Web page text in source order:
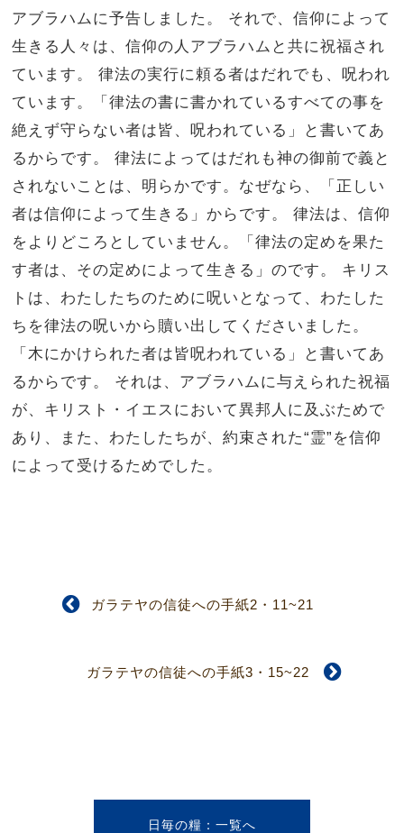
アブラハムに予告しました。 それで、信仰によって
生きる人々は、信仰の人アブラハムと共に祝福され
ています。 律法の実行に頼る者はだれでも、呪われ
ています。「律法の書に書かれているすべての事を
絶えず守らない者は皆、呪われている」と書いてあ
るからです。 律法によってはだれも神の御前で義と
されないことは、明らかです。なぜなら、「正しい
者は信仰によって生きる」からです。 律法は、信仰
をよりどころとしていません。「律法の定めを果た
す者は、その定めによって生きる」のです。 キリス
トは、わたしたちのために呪いとなって、わたした
ちを律法の呪いから贖い出してくださいました。
「木にかけられた者は皆呪われている」と書いてあ
るからです。 それは、アブラハムに与えられた祝福
が、キリスト・イエスにおいて異邦人に及ぶためで
あり、また、わたしたちが、約束された“霊”を信仰
によって受けるためでした。
ガラテヤの信徒への手紙2・11~21
ガラテヤの信徒への手紙3・15~22
日毎の糧